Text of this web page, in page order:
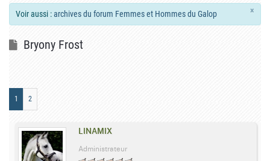
×
Voir aussi :archives du forum Femmes et Hommes du Galop
Bryony Frost
1 2
LINAMIX
Administrateur